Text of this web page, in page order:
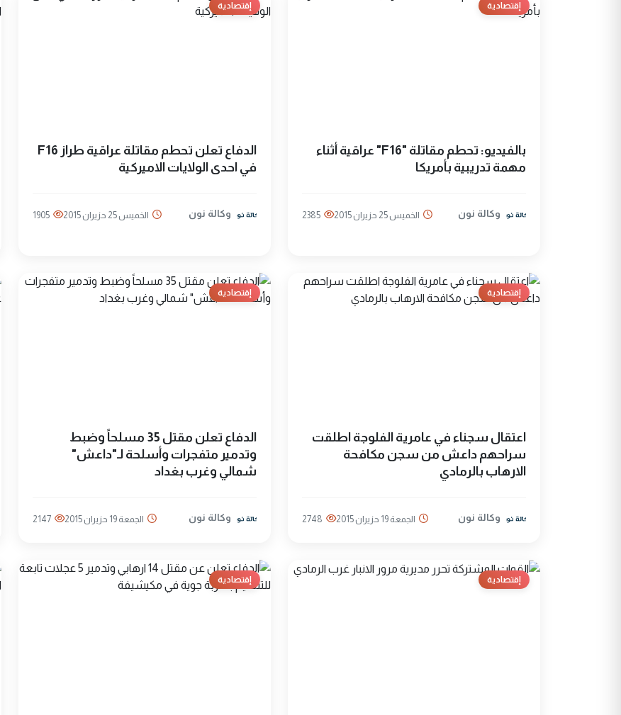
إقتصادية
بالفيديو: تحطم مقاتلة "F16" عراقية أثناء
مهمة تدريبية بأمريكا
وكالة نون الخميس 25 حزيران 2015 2385
إقتصادية
الدفاع تعلن تحطم مقاتلة عراقية طراز F16
في احدى الولايات الاميركية
وكالة نون الخميس 25 حزيران 2015 1905
إقتصادية
اعتقال سجناء في عامرية الفلوجة اطلقت
سراحهم داعش من سجن مكافحة
الارهاب بالرمادي
وكالة نون الجمعة 19 حزيران 2015 2748
إقتصادية
الدفاع تعلن مقتل 35 مسلحاً وضبط
وتدمير متفجرات وأسلحة لـ"داعش"
شمالي وغرب بغداد
وكالة نون الجمعة 19 حزيران 2015 2147
إقتصادية إقتصادية